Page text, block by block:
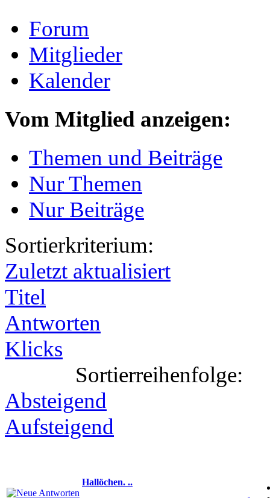
Forum
Mitglieder
Kalender
Vom Mitglied anzeigen:
Themen und Beiträge
Nur Themen
Nur Beiträge
Sortierkriterium:
Zuletzt aktualisiert
Titel
Antworten
Klicks
Sortierreihenfolge:
Absteigend
Aufsteigend
Hallöchen. ..